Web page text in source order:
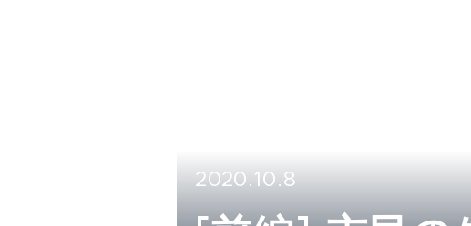
2020.10.8